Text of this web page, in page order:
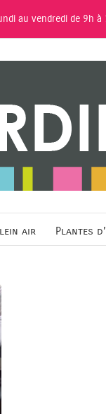
au vendredi de 9h
air Plantes